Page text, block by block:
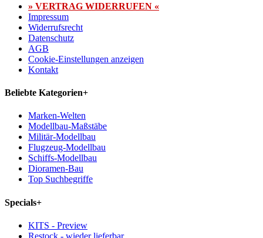
» VERTRAG WIDERRUFEN «
Impressum
Widerrufsrecht
Datenschutz
AGB
Cookie-Einstellungen anzeigen
Kontakt
Beliebte Kategorien+
Marken-Welten
Modellbau-Maßstäbe
Militär-Modellbau
Flugzeug-Modellbau
Schiffs-Modellbau
Dioramen-Bau
Top Suchbegriffe
Specials+
KITS - Preview
Restock - wieder lieferbar